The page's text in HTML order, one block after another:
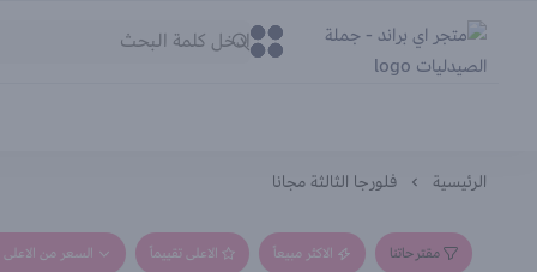
متجر اي براند - جملة الصيدليات
0
0
الرئيسية فلورجا الثالثة مجانا
مقترحاتنا الاكثر مبيعاً الاعلى تقييماً السعر من الاعلى